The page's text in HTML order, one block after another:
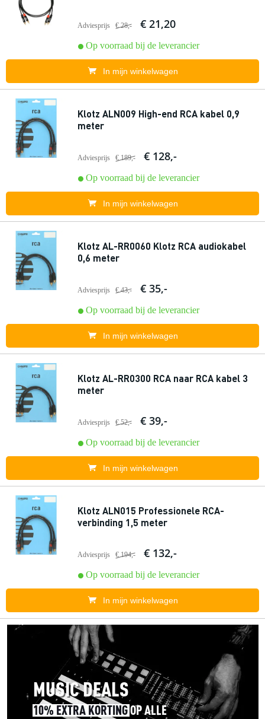
Adviesprijs € 28,- € 21,20
Op voorraad bij de leverancier
In mijn winkelwagen
Klotz ALN009 High-end RCA kabel 0,9
meter
Adviesprijs € 189,- € 128,-
Op voorraad bij de leverancier
In mijn winkelwagen
Klotz AL-RR0060 Klotz RCA audiokabel
0,6 meter
Adviesprijs € 43,- € 35,-
Op voorraad bij de leverancier
In mijn winkelwagen
Klotz AL-RR0300 RCA naar RCA kabel 3
meter
Adviesprijs € 52,- € 39,-
Op voorraad bij de leverancier
In mijn winkelwagen
Klotz ALN015 Professionele RCA-
verbinding 1,5 meter
Adviesprijs € 194,- € 132,-
Op voorraad bij de leverancier
In mijn winkelwagen